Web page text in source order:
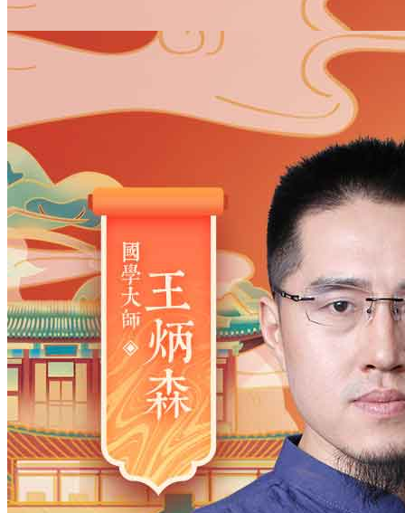
男
男 女
出生时间
2026年 日22 时34分
年
2028
2027 2026 2025 2024
2023
2022
2021 2020 2019 2018
2015
2014 2013 2012 2011
2009
2008 2007 2006 2005
2003
2002
2001 2000 1999 1998
1997
1995 1994 1993 1991
1990
1989
1988 1987 1986 1985
1984
1983
1982 1981 1980 1979 1978
1977
1976
1975 1974 1973 1972
1971
1969 1968 1967 1966 1965
1964
1963
1962 1961 1960 1959
1958